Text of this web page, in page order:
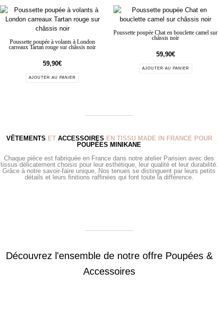
Poussette poupée à volants à London
carreaux Tartan rouge sur châssis noir
59,90€
AJOUTER AU PANIER
Poussette poupée Chat en bouclette camel sur
châssis noir
59,90€
AJOUTER AU PANIER
VÊTEMENTS ET ACCESSOIRES EN TISSU MADE IN FRANCE POUR
POUPÉES MINIKANE
Chaque pièce est fabriquée en France dans notre atelier Parisien avec des
tissus délicatement choisis pour leur esthétique, leur qualité et leur durabilité.
Grâce à notre savoir-faire unique, Nos tenues se distinguent par leurs petits
détails et leurs finitions raffinées qui font toute la différence.
Découvrez l'ensemble de notre offre Poupées &
Accessoires